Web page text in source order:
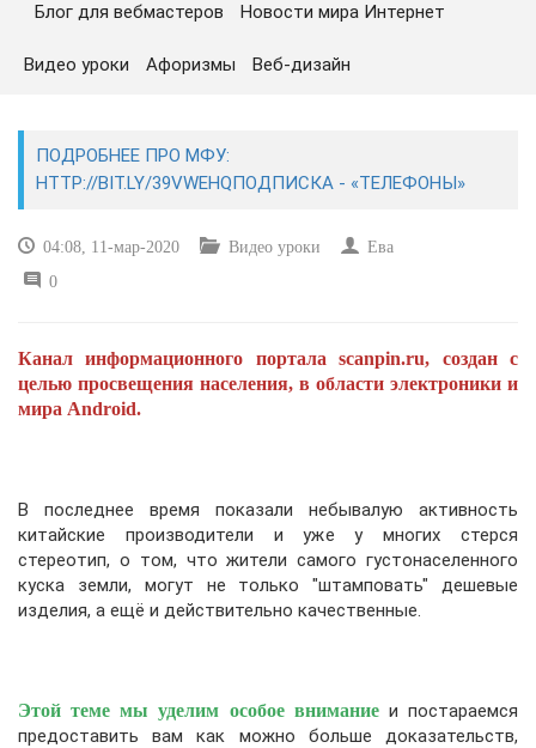
ГЛАВНАЯ
СЕГОДНЯ
РЕМОНТ И СОВЕТЫ
УЧЕБНИК CSS
Блог для вебмастеров Новости мира Интернет
Видео уроки Афоризмы Веб-дизайн
ПОДРОБНЕЕ ПРО МФУ:
HTTP://BIT.LY/39VWEHQПОДПИСКА - «ТЕЛЕФОНЫ»
04:08, 11-мар-2020 Видео уроки
Ева
0
Канал информационного портала scanpin.ru, создан с
целью просвещения населения, в области электроники и
мира Android.
В последнее время показали небывалую активность
китайские производители и уже у многих стерся
стереотип, о том, что жители самого густонаселенного
куска земли, могут не только "штамповать" дешевые
изделия, а ещё и действительно качественные.
Этой теме мы уделим особое вниманиеи постараемся
предоставить вам как можно больше доказательств,